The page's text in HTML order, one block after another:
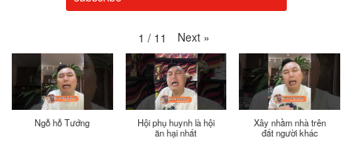
1 / 11 Next »
Ngỗ hỗ Tướng
Hội phụ huynh là hội
ăn hại nhất
Xây nhầm nhà trên
đất người khác